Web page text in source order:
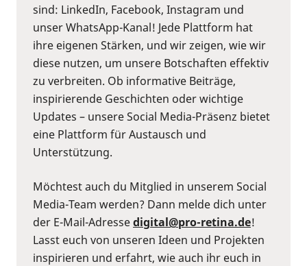
sind: LinkedIn, Facebook, Instagram und
unser WhatsApp-Kanal! Jede Plattform hat
ihre eigenen Stärken, und wir zeigen, wie wir
diese nutzen, um unsere Botschaften effektiv
zu verbreiten. Ob informative Beiträge,
inspirierende Geschichten oder wichtige
Updates – unsere Social Media-Präsenz bietet
eine Plattform für Austausch und
Unterstützung.
Möchtest auch du Mitglied in unserem Social
Media-Team werden? Dann melde dich unter
der E-Mail-Adressedigital@pro-retina.de!
Lasst euch von unseren Ideen und Projekten
inspirieren und erfahrt, wie auch ihr euch in